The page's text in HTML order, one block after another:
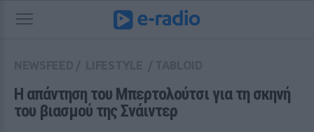
Η απάντηση του Μπερτολούτσι για τη σκηνή
του βιασμού της Σνάιντερ